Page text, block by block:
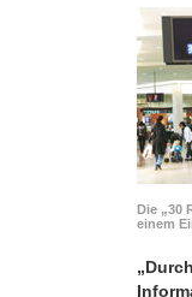
Die „30
einem